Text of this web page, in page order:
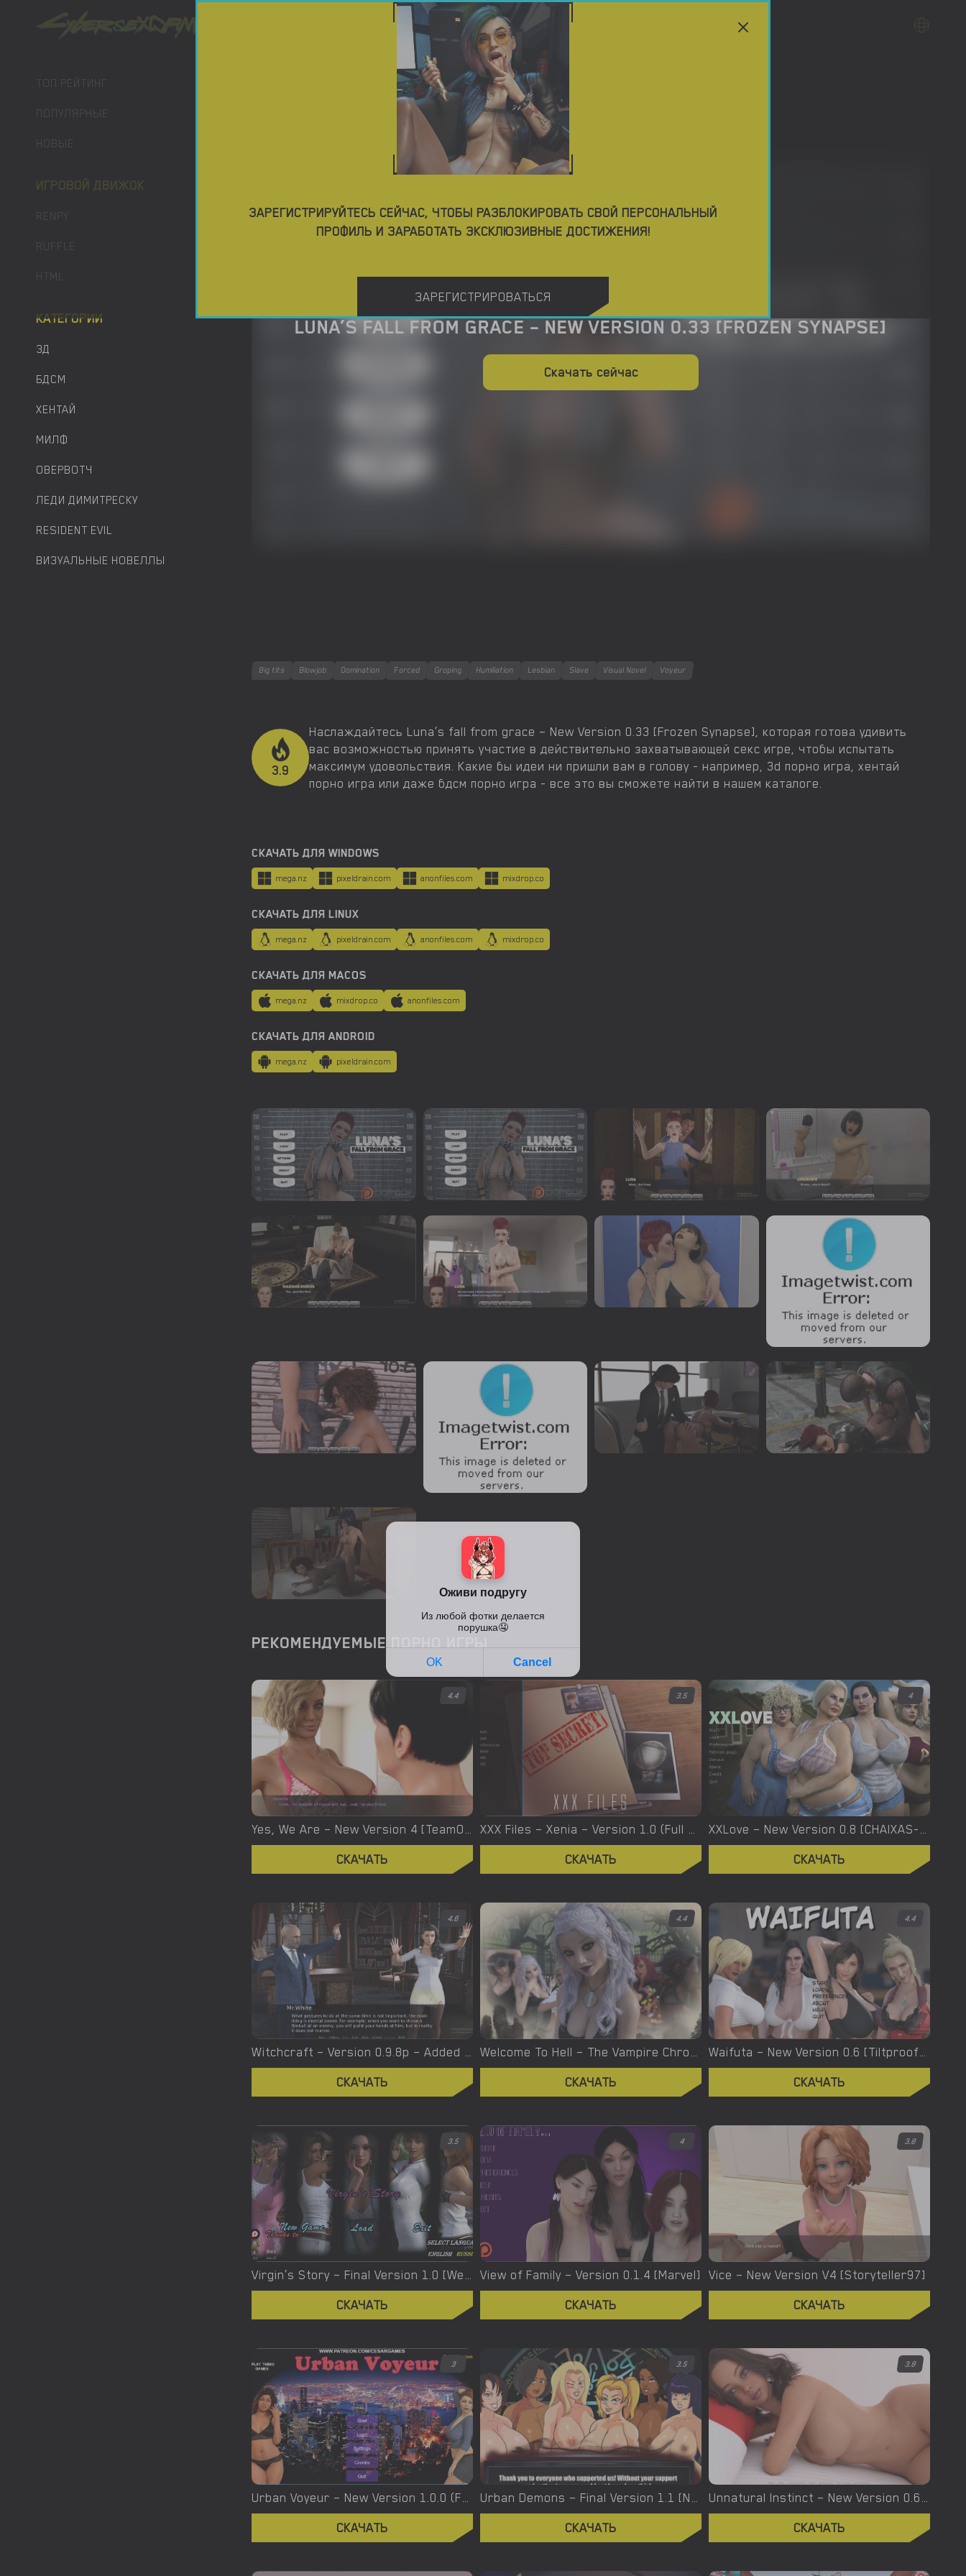
СКАЧАТЬ ПОРНО ИГРЫ БЛОГ
ТОП РЕЙТИНГ
НОВЫЕ
HTML
КАТЕГОРИИ
3Д
БДСМ
ХЕНТАЙ
МИЛФ
ОВЕРВОТЧ
ЛЕДИ ДИМИТРЕСКУ
RESIDENT EVIL
ВИЗУАЛЬНЫЕ НОВЕЛЛЫ
LUNA’S FALL FROM GRACE – NEW VERSION 0.33 [FROZEN SYNAPSE]
Скачать сейчас
Big tits Blowjob Domination Forced Groping Humiliation Lesbian Slave Visual Novel Voyeur
3.9
Наслаждайтесь Luna’s fall from grace – New Version 0.33 [Frozen Synapse], которая готова удивить
вас возможностью принять участие в действительно захватывающей секс игре, чтобы испытать
максимум удовольствия. Какие бы идеи ни пришли вам в голову - например, 3d порно игра, хентай
порно игра или даже бдсм порно игра - все это вы сможете найти в нашем каталоге.
СКАЧАТЬ ДЛЯ WINDOWS
mega.nz pixeldrain.com anonfiles.com mixdrop.co
СКАЧАТЬ ДЛЯ LINUX
mega.nz pixeldrain.com anonfiles.com mixdrop.co
СКАЧАТЬ ДЛЯ MACOS
mega.nz mixdrop.co anonfiles.com
СКАЧАТЬ ДЛЯ ANDROID
mega.nz pixeldrain.com
РЕКОМЕНДУЕМЫЕ ПОРНО ИГРЫ
4.4
Yes, We Are – New Version 4 [TeamOfOne]
СКАЧАТЬ
3.5
XXX Files – Xenia – Version 1.0 (Full Game) [FutaDomWorld]
СКАЧАТЬ
4
XXLove – New Version 0.8 [CHAIXAS-GAMES]
СКАЧАТЬ
4.6
Witchcraft – Version 0.9.8p – Added Android Port [Red Silhouette]
СКАЧАТЬ
4.4
Welcome To Hell – The Vampire Chronicles – New Version 0.1.0 Remastered [NoobPRO Games]
СКАЧАТЬ
4.4
Waifuta – New Version 0.6 [Tiltproofno]
СКАЧАТЬ
3.5
Virgin’s Story – Final Version 1.0 [Wet Pantsu Games]
СКАЧАТЬ
4
View of Family – Version 0.1.4 [Marvel]
СКАЧАТЬ
3.8
Vice – New Version V4 [Storyteller97]
СКАЧАТЬ
3
Urban Voyeur – New Version 1.0.0 (Full Game) [Cesar Games]
СКАЧАТЬ
3.5
Urban Demons – Final Version 1.1 [Nergal]
СКАЧАТЬ
3.8
Unnatural Instinct – New Version 0.6 [Merizmare]
СКАЧАТЬ
ЗАРЕГИСТРИРУЙТЕСЬ СЕЙЧАС, ЧТОБЫ РАЗБЛОКИРОВАТЬ СВОЙ ПЕРСОНАЛЬНЫЙ
ПРОФИЛЬ И ЗАРАБОТАТЬ ЭКСКЛЮЗИВНЫЕ ДОСТИЖЕНИЯ!
ЗАРЕГИСТРИРОВАТЬСЯ